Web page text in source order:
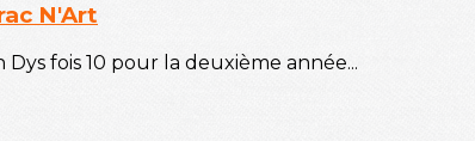
N'Art
fois 10 pour la deuxième année...